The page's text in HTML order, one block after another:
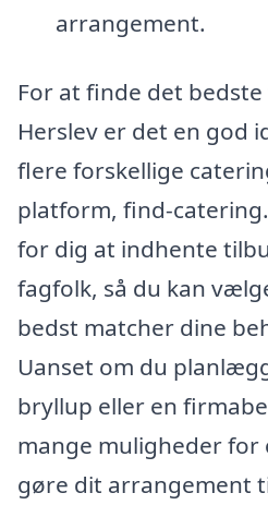
arrangement.
For at finde det
Herslev er det en god
flere forskellige
platform, find-
for dig at indhente
fagfolk, så du kan
bedst matcher dine
Uanset om du
bryllup eller en
mange muligheder for
gøre dit arrangement